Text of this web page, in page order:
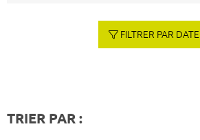
FILTRER PAR DATE
TRIER PAR :